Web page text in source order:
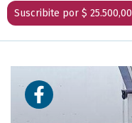
Suscribite por $ 25.500,00